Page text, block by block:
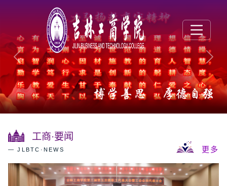
Previous Next
博学善思 厚德自强
工商·要闻
— JLBTC·NEWS 更多